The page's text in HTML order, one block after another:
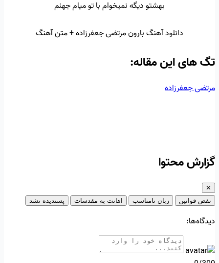
بهشتو دیگه نمیخوام با تو میام جهنم
دانلود آهنگ بارون مرتضی جعفرزاده + متن آهنگ
تگ‌ های این مقاله:
مرتضی جعفرزاده
گزارش محتوا
✕
نقض قوانین
زبان نامناسب اهانت به مقدسات پسندیده نشد
دیدگاه‌ها: